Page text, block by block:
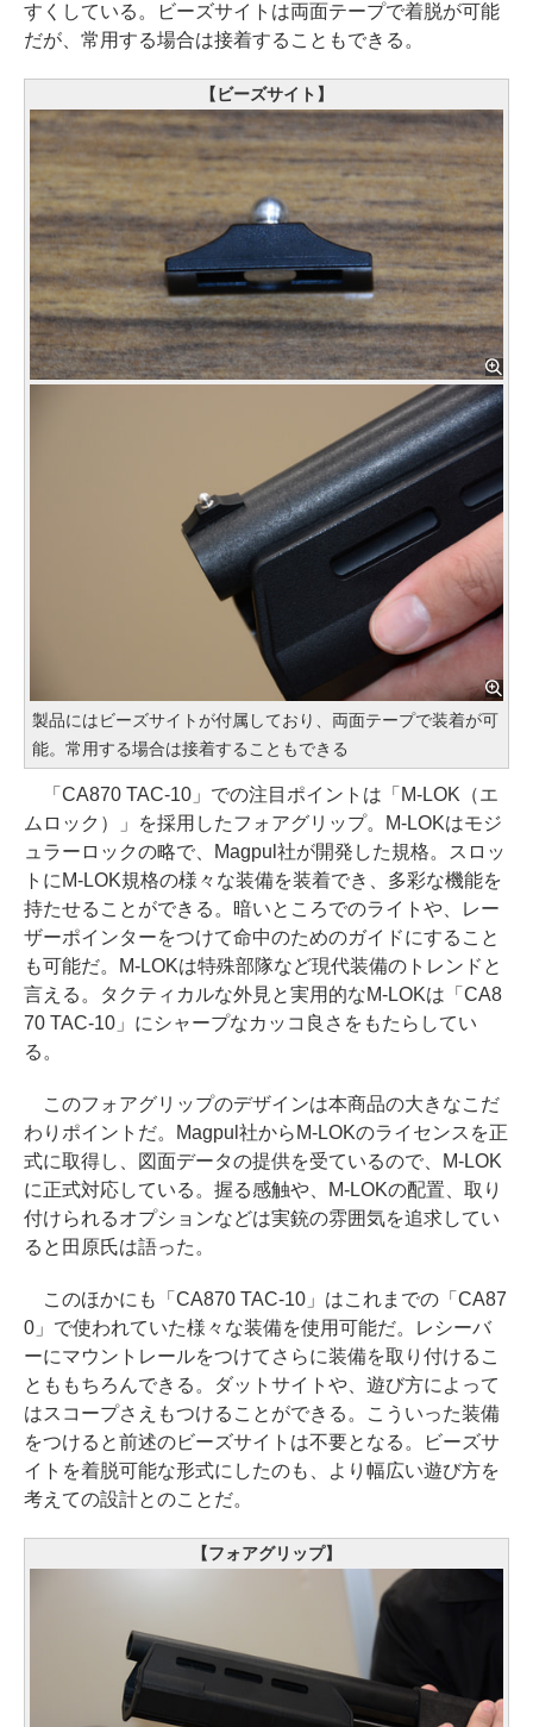
すくしている。ビーズサイトは両面テープで着脱が可能
だが、常用する場合は接着することもできる。
【ビーズサイト】
製品にはビーズサイトが付属しており、両面テープで装着が可
能。常用する場合は接着することもできる
「CA870 TAC-10」での注目ポイントは「M-LOK（エ
ムロック）」を採用したフォアグリップ。M-LOKはモジ
ュラーロックの略で、Magpul社が開発した規格。スロッ
トにM-LOK規格の様々な装備を装着でき、多彩な機能を
持たせることができる。暗いところでのライトや、レー
ザーポインターをつけて命中のためのガイドにすること
も可能だ。M-LOKは特殊部隊など現代装備のトレンドと
言える。タクティカルな外見と実用的なM-LOKは「CA8
70 TAC-10」にシャープなカッコ良さをもたらしてい
る。
このフォアグリップのデザインは本商品の大きなこだ
わりポイントだ。Magpul社からM-LOKのライセンスを正
式に取得し、図面データの提供を受ているので、M-LOK
に正式対応している。握る感触や、M-LOKの配置、取り
付けられるオプションなどは実銃の雰囲気を追求してい
ると田原氏は語った。
このほかにも「CA870 TAC-10」はこれまでの「CA87
0」で使われていた様々な装備を使用可能だ。レシーバ
ーにマウントレールをつけてさらに装備を取り付けるこ
とももちろんできる。ダットサイトや、遊び方によって
はスコープさえもつけることができる。こういった装備
をつけると前述のビーズサイトは不要となる。ビーズサ
イトを着脱可能な形式にしたのも、より幅広い遊び方を
考えての設計とのことだ。
【フォアグリップ】